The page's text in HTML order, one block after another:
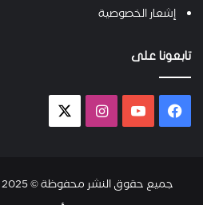
إشعار الخصوصية
تابعونا على
فيسبوك يوتيوب انستقرام